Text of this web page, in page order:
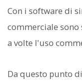
Con i software di
commerciale sono
a volte l'uso
Da questo punto